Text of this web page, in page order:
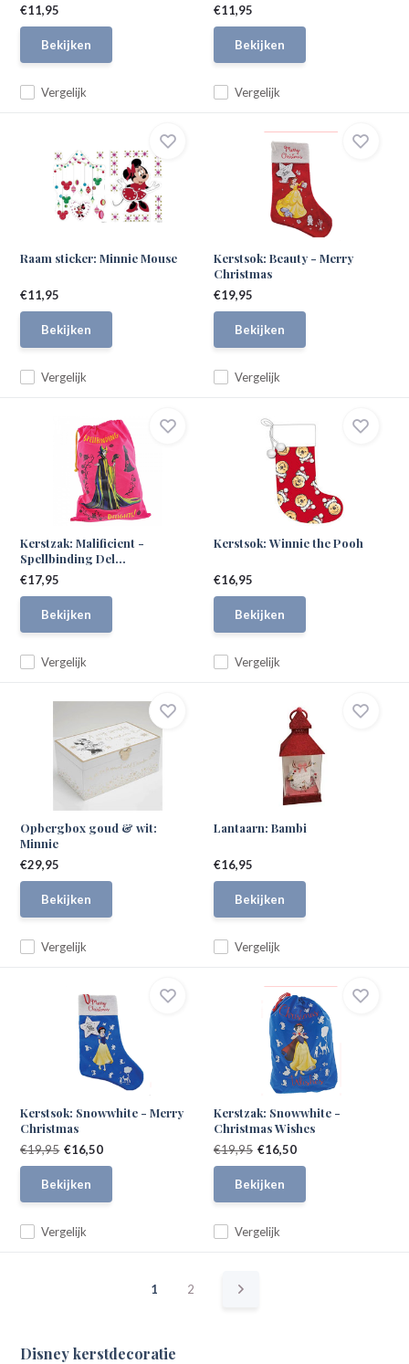
Vergelijk
€11,95
Bekijken
Vergelijk
€11,95
Bekijken
Raam sticker: Minnie Mouse
Vergelijk
€11,95
Bekijken
Kerstsok: Beauty - Merry
Christmas
Vergelijk
€19,95
Bekijken
Kerstzak: Malificient -
Spellbinding Del...
Vergelijk
€17,95
Bekijken
Kerstsok: Winnie the Pooh
Vergelijk
€16,95
Bekijken
Opbergbox goud & wit:
Minnie
Vergelijk
€29,95
Bekijken
Lantaarn: Bambi
Vergelijk
€16,95
Bekijken
Kerstsok: Snowwhite - Merry
Christmas
Vergelijk
€19,95 €16,50
Bekijken
Kerstzak: Snowwhite -
Christmas Wishes
Vergelijk
€19,95 €16,50
Bekijken
1 2
Disney kerstdecoratie